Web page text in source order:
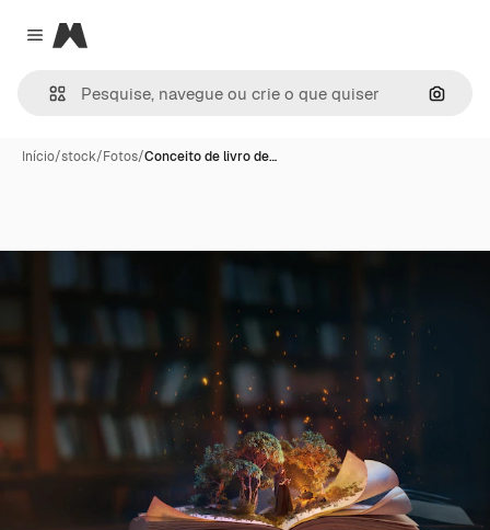
Close menu
Magnific
Início/stock/Fotos/Conceito de livro de…